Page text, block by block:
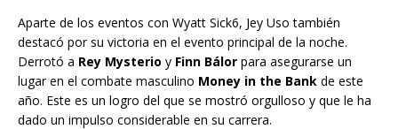
Aparte de los eventos con Wyatt Sick6, Jey Uso también
destacó por su victoria en el evento principal de la noche.
Derrotó a Rey Mysterio y Finn Bálor para asegurarse un
lugar en el combate masculino Money in the Bank de este
año. Este es un logro del que se mostró orgulloso y que le ha
dado un impulso considerable en su carrera.